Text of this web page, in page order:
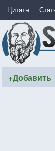
Цитаты
+Добавить